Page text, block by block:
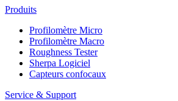
Produits
Profilomètre Micro
Profilomètre Macro
Roughness Tester
Sherpa Logiciel
Capteurs confocaux
Service & Support